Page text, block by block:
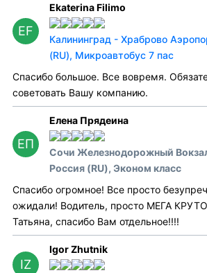
EF
Ekaterina Filimo
Калининград - Храброво
(RU), Микроавтобус 7 пас
Спасибо большое. Все вовремя.
советовать Вашу компанию.
ЕП
Елена Прядеина
Сочи Железнодорожный
Россия (RU), Эконом класс
Спасибо огромное! Все просто
ожидали! Водитель, просто МЕГА
Татьяна, спасибо Вам отдельное!!!!
IZ
Igor Zhutnik